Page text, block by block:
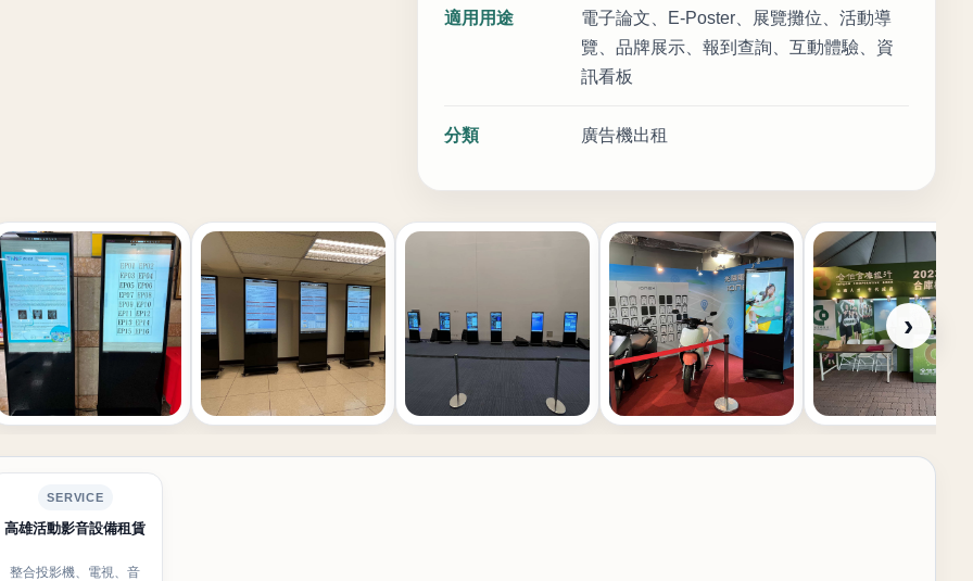
適用用途
電子論文、E-Poster、展覽攤位、活動導
覽、品牌展示、報到查詢、互動體驗、資
訊看板
分類 廣告機出租
›
SERVICE
高雄活動影音設備租賃
整合投影機、電視、音